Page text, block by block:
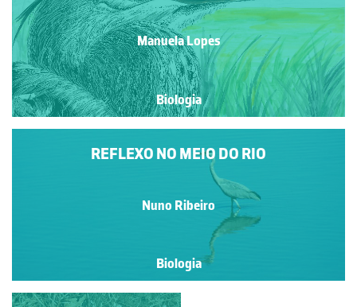
Manuela Lopes
Biologia
REFLEXO NO MEIO DO RIO
Nuno Ribeiro
Biologia